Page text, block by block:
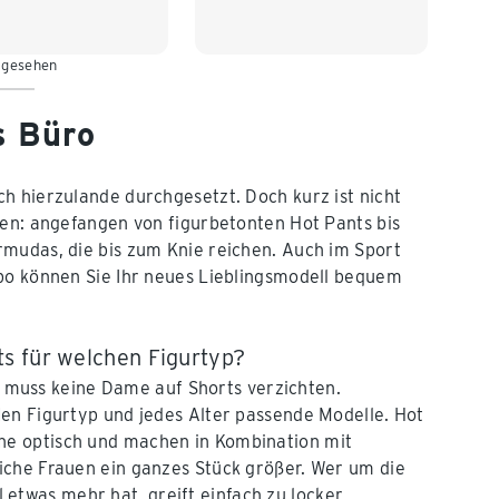
Büro
hierzulande durchgesetzt. Doch kurz ist nicht
angefangen von figurbetonten Hot Pants bis
die bis zum Knie reichen. Auch im Sport
können Sie Ihr neues Lieblingsmodell bequem
für welchen Figurtyp?
keine Dame auf Shorts verzichten.
Figurtyp und jedes Alter passende Modelle. Hot
optisch und machen in Kombination mit
Frauen ein ganzes Stück größer. Wer um die
etwas mehr hat, greift einfach zu locker